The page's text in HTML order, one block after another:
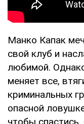
Манко Капак
свой клуб и
любимой.
меняет все,
криминальных
опасной
чтобы